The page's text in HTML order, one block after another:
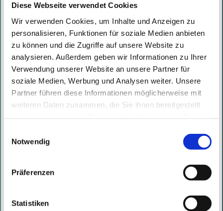
Diese Webseite verwendet Cookies
Wir verwenden Cookies, um Inhalte und Anzeigen zu
personalisieren, Funktionen für soziale Medien anbieten
zu können und die Zugriffe auf unsere Website zu
analysieren. Außerdem geben wir Informationen zu Ihrer
Verwendung unserer Website an unsere Partner für
soziale Medien, Werbung und Analysen weiter. Unsere
Partner führen diese Informationen möglicherweise mit
weiteren Daten zusammen, die Sie ihnen bereitgestellt
Einwilligung nicht nur von uns, sondern auch von
Drittanbietern Daten verarbeitet, die ihren Sitz teilweise in
Notwendig
Präferenzen
Statistiken
Just Walk In – Why Cybersecurity
Starts On-Site and What NIS2 Really
Means for Companies
Written byNatalie Mülleron30.04.2026
Recently, Managing Partner Marc
Nimmerrichter joined Bist du
sicher? – The Verkada Security
cybersecurity must be viewed as
Read More